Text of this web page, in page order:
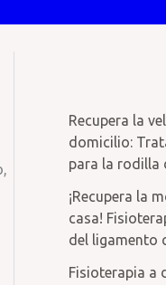
Recupera la
domicilio:
para la rodilla
¡Recupera la
casa!
del ligamento
Fisioterapia a